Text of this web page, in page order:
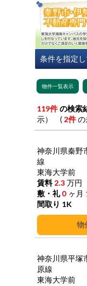
119件 の検索
示） ( 2件 の
神奈川県秦野
線
東海大学前
2.3 万円
0 ヶ月
1K
神奈川県平塚
原線
東海大学前